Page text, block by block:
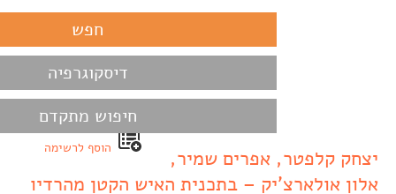
דיסקוגרפיה
חיפוש מתקדם
הוסף לרשימה
יצחק קלפטר, אפרים שמיר,
אלון אולארצ’יק – בתכנית האיש הקטן מהרדיו